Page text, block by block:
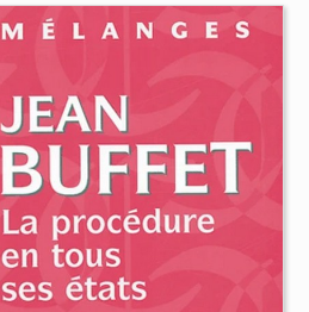
La récusation des
juges. Étude
médiévale, moderne
et contemporaine
Boris Bernabé